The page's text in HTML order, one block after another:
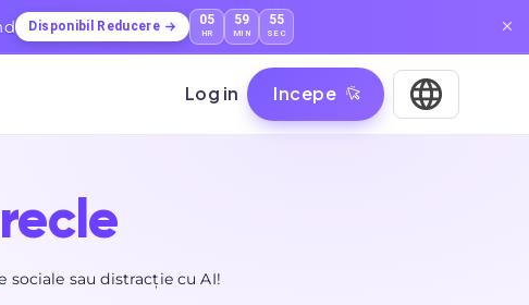
Disponibil Reducere 05
HR
59
MIN
54
SEC
Log in Incepe
sau distracție cu AI!